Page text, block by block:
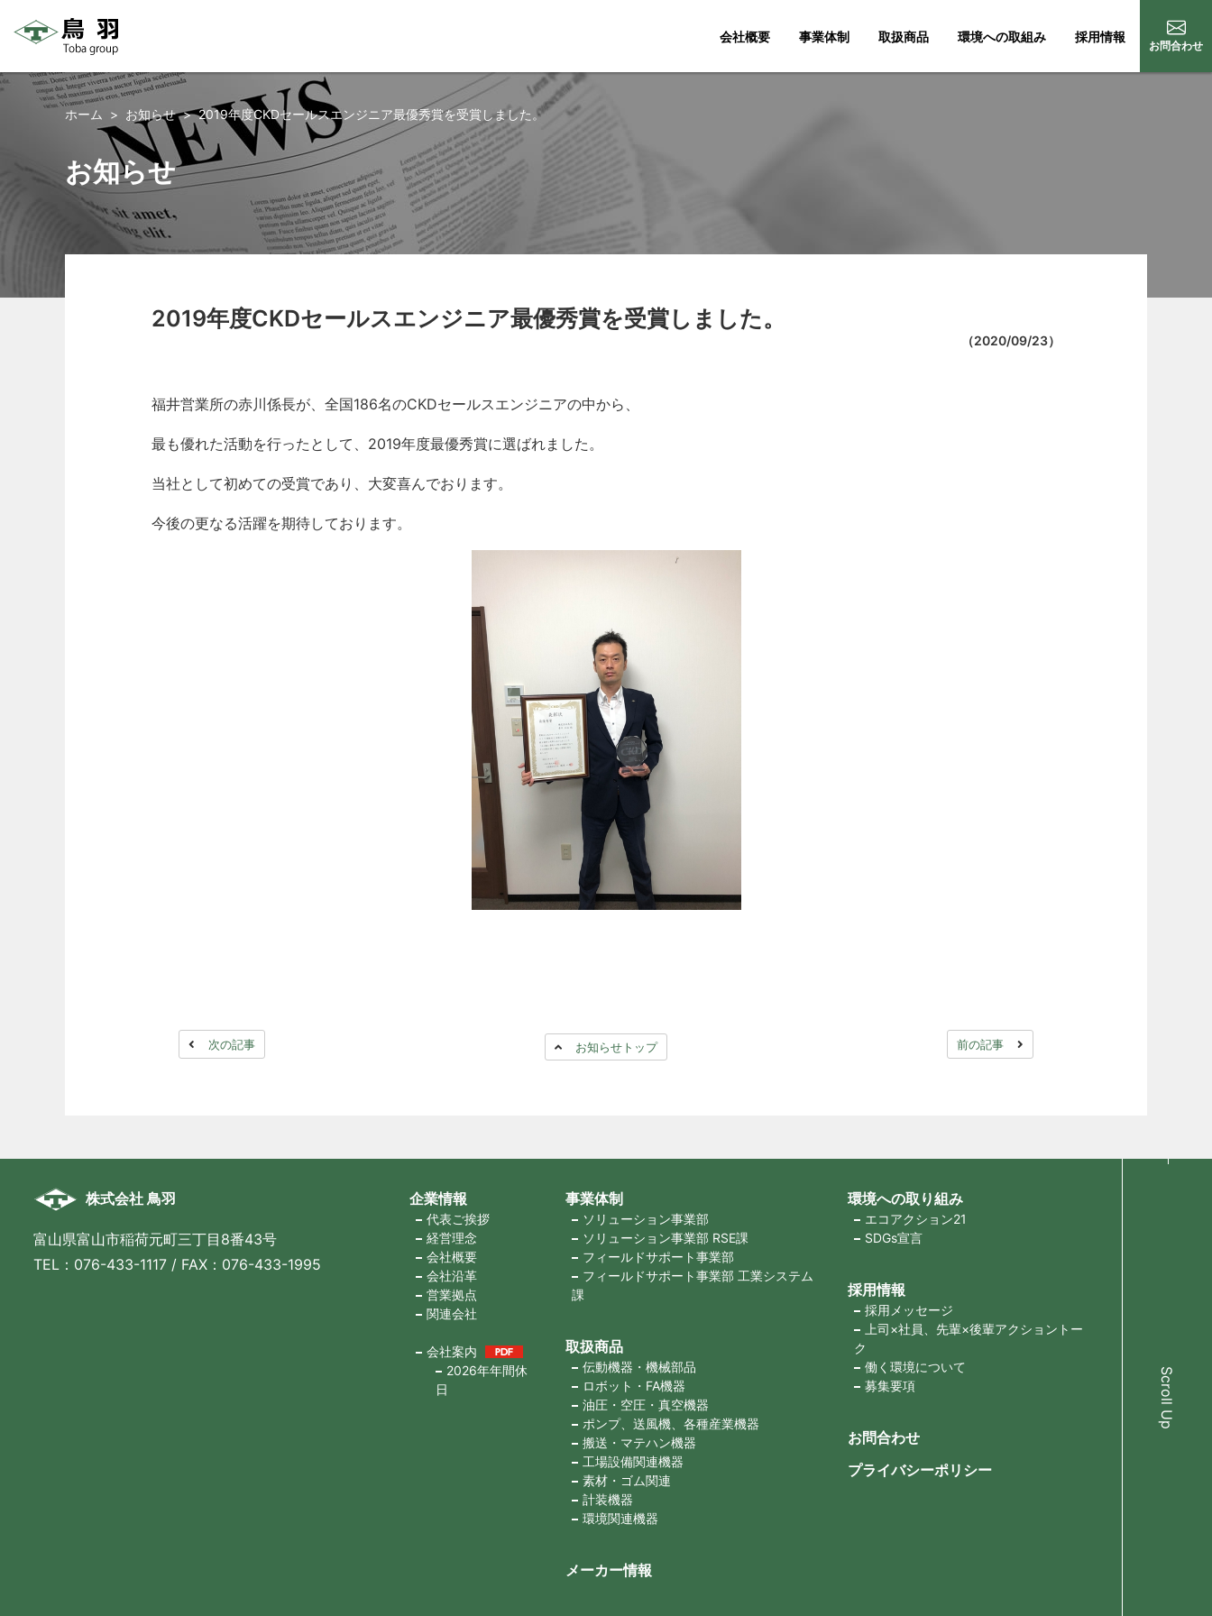
コ
会社概要 事業体制 取扱商品 環境への取組み 採用情報
お問合わせ
ホーム お知らせ 2019年度CKDセールスエンジニア最優秀賞を受賞しました。
お知らせ
2019年度CKDセールスエンジニア最優秀賞を受賞しました。
（2020/09/23）
福井営業所の赤川係長が、全国186名のCKDセールスエンジニアの中から、
最も優れた活動を行ったとして、2019年度最優秀賞に選ばれました。
当社として初めての受賞であり、大変喜んでおります。
今後の更なる活躍を期待しております。
次の記事 お知らせトップ 前の記事
株式会社 鳥羽
富山県富山市稲荷元町三丁目8番43号
TEL：076-433-1117 / FAX：076-433-1995
企業情報
代表ご挨拶
経営理念
会社概要
会社沿革
営業拠点
関連会社
会社案内
2026年年間休
日
事業体制
ソリューション事業部
ソリューション事業部 RSE課
フィールドサポート事業部
フィールドサポート事業部 工業システム
課
取扱商品
伝動機器・機械部品
ロボット・FA機器
油圧・空圧・真空機器
ポンプ、送風機、各種産業機器
搬送・マテハン機器
工場設備関連機器
素材・ゴム関連
計装機器
環境関連機器
メーカー情報
環境への取り組み
エコアクション21
SDGs宣言
採用情報
採用メッセージ
上司×社員、先輩×後輩アクショントー
ク
働く環境について
募集要項
お問合わせ
プライバシーポリシー
Scroll Up